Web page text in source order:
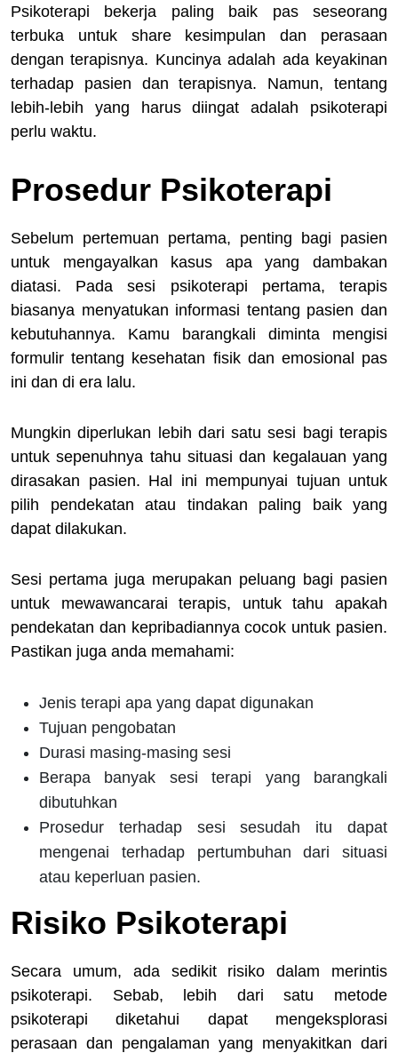
Psikoterapi bekerja paling baik pas seseorang
terbuka untuk share kesimpulan dan perasaan
dengan terapisnya. Kuncinya adalah ada keyakinan
terhadap pasien dan terapisnya. Namun, tentang
lebih-lebih yang harus diingat adalah psikoterapi
perlu waktu.
Prosedur Psikoterapi
Sebelum pertemuan pertama, penting bagi pasien
untuk mengayalkan kasus apa yang dambakan
diatasi. Pada sesi psikoterapi pertama, terapis
biasanya menyatukan informasi tentang pasien dan
kebutuhannya. Kamu barangkali diminta mengisi
formulir tentang kesehatan fisik dan emosional pas
ini dan di era lalu.
Mungkin diperlukan lebih dari satu sesi bagi terapis
untuk sepenuhnya tahu situasi dan kegalauan yang
dirasakan pasien. Hal ini mempunyai tujuan untuk
pilih pendekatan atau tindakan paling baik yang
dapat dilakukan.
Sesi pertama juga merupakan peluang bagi pasien
untuk mewawancarai terapis, untuk tahu apakah
pendekatan dan kepribadiannya cocok untuk pasien.
Pastikan juga anda memahami:
Jenis terapi apa yang dapat digunakan
Tujuan pengobatan
Durasi masing-masing sesi
Berapa banyak sesi terapi yang barangkali
dibutuhkan
Prosedur terhadap sesi sesudah itu dapat
mengenai terhadap pertumbuhan dari situasi
atau keperluan pasien.
Risiko Psikoterapi
Secara umum, ada sedikit risiko dalam merintis
psikoterapi. Sebab, lebih dari satu metode
psikoterapi diketahui dapat mengeksplorasi
perasaan dan pengalaman yang menyakitkan dari